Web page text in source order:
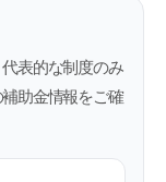
表的な制度のみ
助金情報をご確